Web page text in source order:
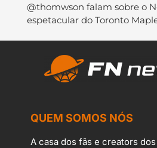
@thomwson falam sobre o
espetacular do Toronto
QUEM SOMOS NÓS
A casa dos fãs e creators dos